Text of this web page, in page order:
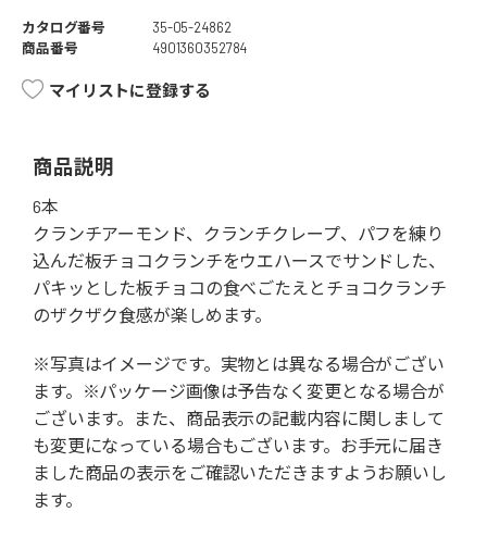
カタログ番号
35-05-24862
商品番号
4901360352784
マイリストに登録する
商品説明
6本
クランチアーモンド、クランチクレープ、パフを練り
込んだ板チョコクランチをウエハースでサンドした、
パキッとした板チョコの食べごたえとチョコクランチ
のザクザク食感が楽しめます。
※写真はイメージです。実物とは異なる場合がござい
ます。※パッケージ画像は予告なく変更となる場合が
ございます。また、商品表示の記載内容に関しまして
も変更になっている場合もございます。お手元に届き
ました商品の表示をご確認いただきますようお願いし
ます。